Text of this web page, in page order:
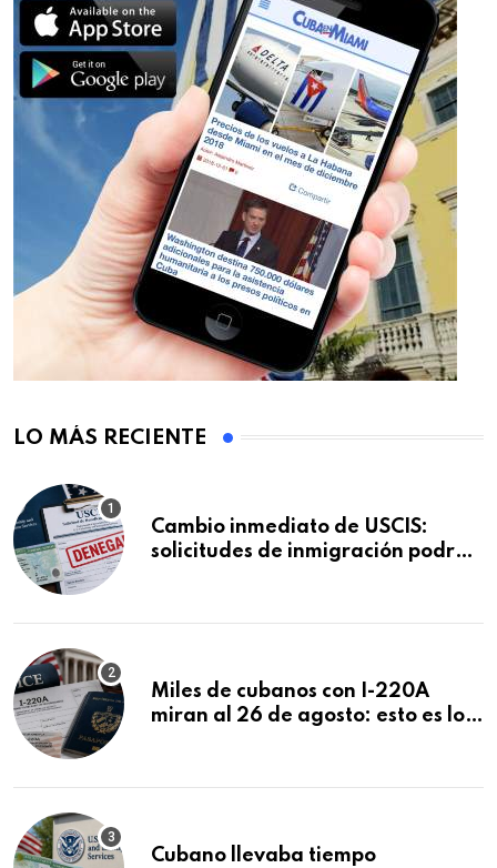
LO MÁS RECIENTE
Cambio inmediato de USCIS:
solicitudes de inmigración podrán
Miles de cubanos con I-220A
miran al 26 de agosto: esto es lo
Cubano llevaba tiempo